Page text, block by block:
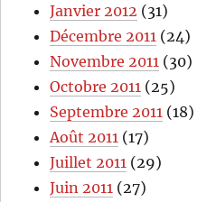
Janvier 2012 (31)
Décembre 2011 (24)
Novembre 2011 (30)
Octobre 2011 (25)
Septembre 2011 (18)
Août 2011 (17)
Juillet 2011 (29)
Juin 2011 (27)